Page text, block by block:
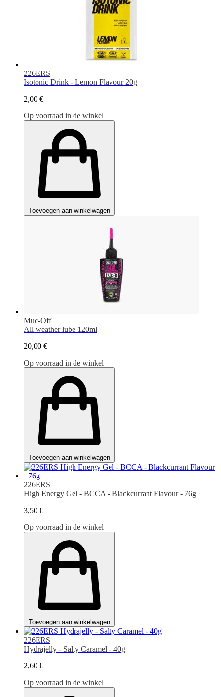
226ERS
Isotonic Drink - Lemon Flavour 20g
2,00 €
Op voorraad in de winkel
Toevoegen aan winkelwagen
Muc-Off
All weather lube 120ml
20,00 €
Op voorraad in de winkel
Toevoegen aan winkelwagen
226ERS
High Energy Gel - BCCA - Blackcurrant Flavour - 76g
3,50 €
Op voorraad in de winkel
Toevoegen aan winkelwagen
226ERS
Hydrajelly - Salty Caramel - 40g
2,60 €
Op voorraad in de winkel